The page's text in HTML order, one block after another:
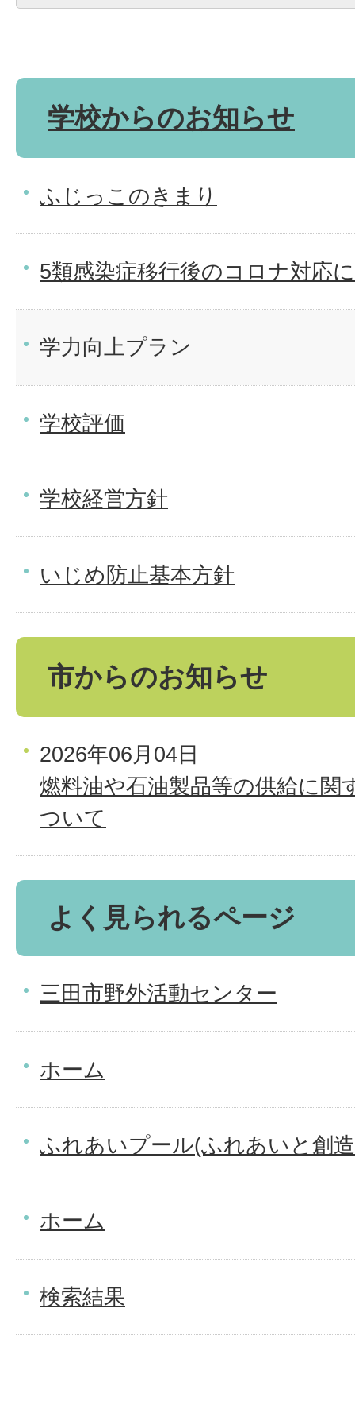
学校からのお知らせ
ふじっこのきまり
5類感染症移行後のコロナ対応
学力向上プラン
学校評価
学校経営方針
いじめ防止基本方針
市からのお知らせ
2026年06月04日
燃料油や石油製品等の供給に関
ついて
よく見られるページ
三田市野外活動センター
ホーム
ふれあいプール(ふれあいと創
ホーム
検索結果